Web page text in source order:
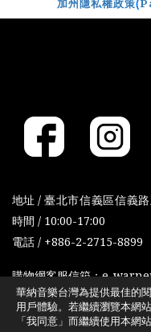
加州隱私權政策(
地址 / 臺北市信義區信義
時間 / 10:00-17:00
電話 / +886-2-2715-8899
購物網客服信箱：e-
華納音樂台灣為提供最佳的
用戶體驗。若繼續瀏覽本網
「我同意」而繼續使用本網